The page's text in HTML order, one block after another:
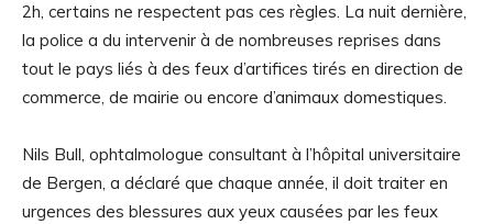
2h, certains ne respectent pas ces règles. La nuit dernière,
la police a du intervenir à de nombreuses reprises dans
tout le pays liés à des feux d’artifices tirés en direction de
commerce, de mairie ou encore d’animaux domestiques.
Nils Bull, ophtalmologue consultant à l’hôpital universitaire
de Bergen, a déclaré que chaque année, il doit traiter en
urgences des blessures aux yeux causées par les feux